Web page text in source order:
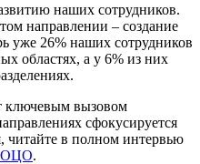
наших сотрудников.
направлении – создание
уже 26% наших сотрудников
областях, а у 6% из них
ключевым вызовом
сфокусируется
в полном интервью
ОЦО.